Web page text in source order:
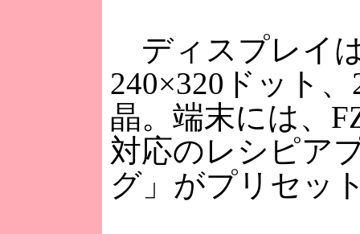
ディスプレイ
240×320ドット
晶。端末には、
対応のレシピア
グ」がプリセッ